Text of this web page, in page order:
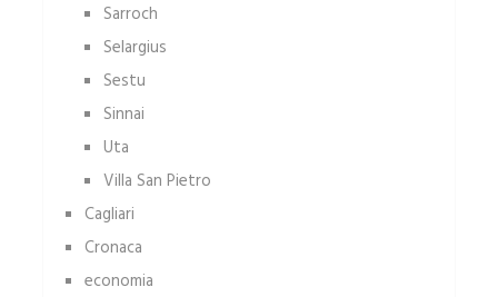
Sarroch
Selargius
Sestu
Sinnai
Uta
Villa San Pietro
Cagliari
Cronaca
economia